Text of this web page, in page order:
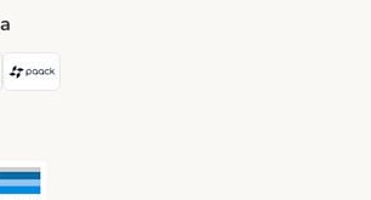
Shipping Method
InPost Shipping Method
paack Shipping Method